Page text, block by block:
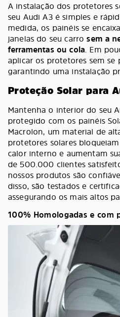
A instalação dos protetores
seu Audi A3 é simples e
medida, os painéis se
janelas do seu carrosem a
ferramentas ou cola. Em
aplicar os protetores sem se
garantindo uma instalação
Proteção Solar para
Mantenha o interior do seu
protegido com os painéis
Macrolon, um material de
protetores solares
calor interno e aumentam
de 500.000 clientes
nossos produtos são
disso, são testados e
assegurando os mais altos
100% Homologadas e com